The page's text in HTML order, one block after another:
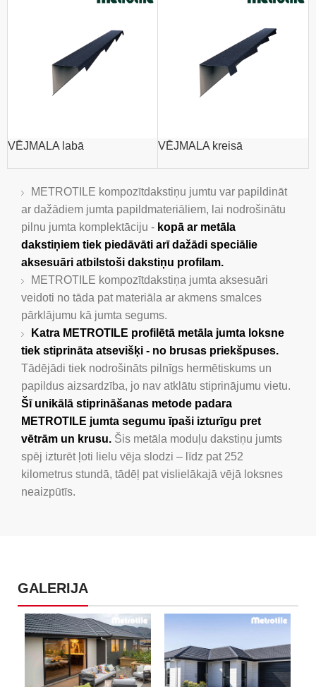
VĒJMALA labā VĒJMALA kreisā
METROTILE kompozītdakstiņu jumtu var papildināt
ar dažādiem jumta papildmateriāliem, lai nodrošinātu
pilnu jumta komplektāciju - kopā ar metāla
dakstiņiem tiek piedāvāti arī dažādi speciālie
aksesuāri atbilstoši dakstiņu profilam.
METROTILE kompozītdakstiņa jumta aksesuāri
veidoti no tāda pat materiāla ar akmens smalces
pārklājumu kā jumta segums.
Katra METROTILE profilētā metāla jumta loksne
tiek stiprināta atsevišķi - no brusas priekšpuses.
Tādējādi tiek nodrošināts pilnīgs hermētiskums un
papildus aizsardzība, jo nav atklātu stiprinājumu vietu.
Šī unikālā stiprināšanas metode padara
METROTILE jumta segumu īpaši izturīgu pret
vētrām un krusu. Šis metāla moduļu dakstiņu jumts
spēj izturēt ļoti lielu vēja slodzi – līdz pat 252
kilometrus stundā, tādēļ pat vislielākajā vējā loksnes
neaizpūtīs.
GALERIJA